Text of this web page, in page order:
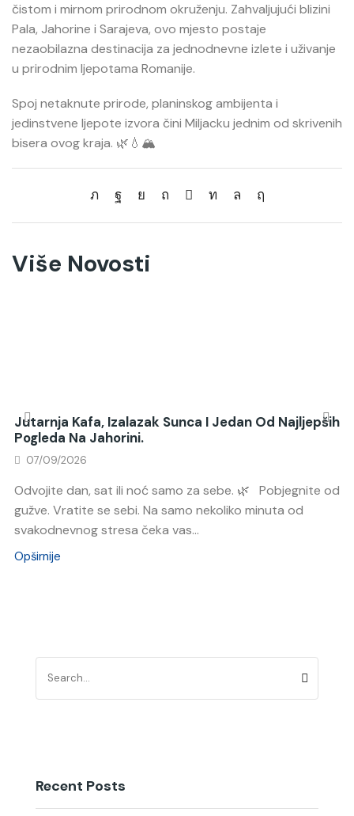
čistom i mirnom prirodnom okruženju. Zahvaljujući blizini
Pala, Jahorine i Sarajeva, ovo mjesto postaje
nezaobilazna destinacija za jednodnevne izlete i uživanje
u prirodnim ljepotama Romanije.
Spoj netaknute prirode, planinskog ambijenta i
jedinstvene ljepote izvora čini Miljacku jednim od skrivenih
bisera ovog kraja. 🌿💧🏔️
Više Novosti
Jutarnja Kafa, Izalazak Sunca I Jedan Od Najljepših
Pogleda Na Jahorini.
07/09/2026
Odvojite dan, sat ili noć samo za sebe. 🌿 Pobjegnite od
gužve. Vratite se sebi. Na samo nekoliko minuta od
svakodnevnog stresa čeka vas...
Opširnije
Recent Posts